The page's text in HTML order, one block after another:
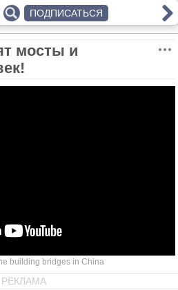
мосты и
building bridges in China
РЕКЛАМА
ПОДПИСАТЬСЯ